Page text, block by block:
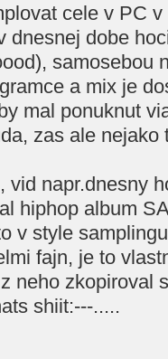
cele v PC
dnesnej dobe
samosebou
a mix je
mal ponuknut
zas ale
vid napr.dnesny
hiphop album
v style
fajn, je to
neho zkopiroval
shiit:---.....